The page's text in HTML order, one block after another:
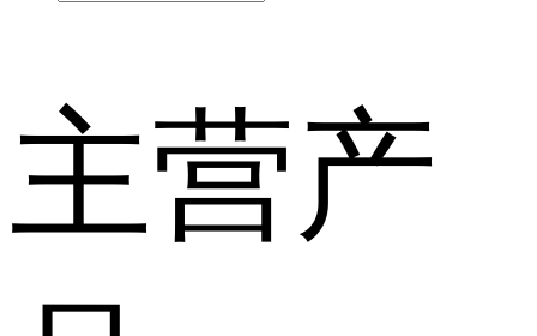
主营产